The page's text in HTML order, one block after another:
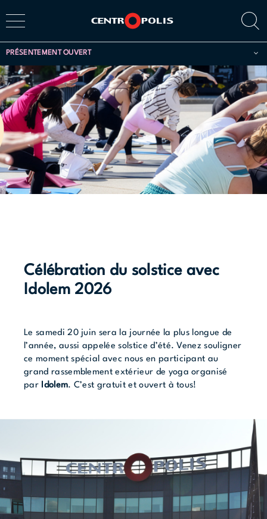
PRÉSENTEMENT OUVERT
Célébration du solstice avec
Idolem 2026
Le samedi 20 juin sera la journée la plus longue de
l’année, aussi appelée solstice d’été. Venez souligner
ce moment spécial avec nous en participant au
grand rassemblement extérieur de yoga organisé
par Idolem. C’est gratuit et ouvert à tous!